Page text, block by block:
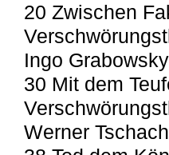
20 Zwischen
Ingo Grabowsky
30 Mit dem
Werner